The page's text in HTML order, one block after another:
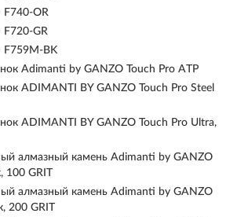
F740-OR
F720-GR
F759M-BK
Adimanti by GANZO Touch Pro ATP
ADIMANTI BY GANZO Touch Pro Steel
ADIMANTI BY GANZO Touch Pro Ultra,
алмазный камень Adimanti by GANZO
100 GRIT
алмазный камень Adimanti by GANZO
200 GRIT